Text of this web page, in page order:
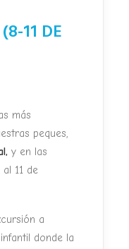
11 DE
más
peques,
y en las
11 de
a
donde la